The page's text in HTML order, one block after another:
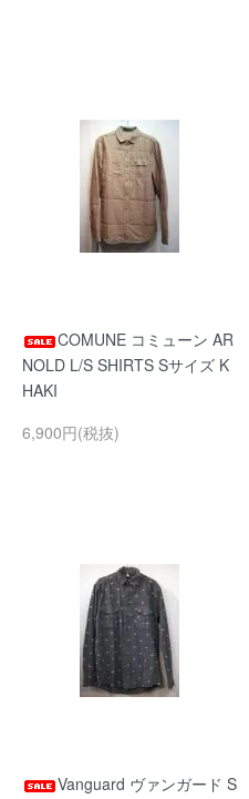
COMUNE コミューン AR
NOLD L/S SHIRTS Sサイズ K
HAKI
6,900円(税抜)
Vanguard ヴァンガード S